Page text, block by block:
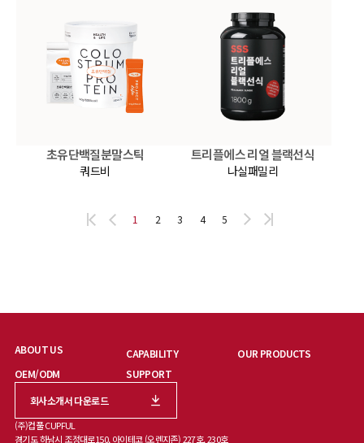
초유단백질분말스틱
쿼드비
트리플에스 리얼 블랙선식
나실패밀리
1 2 3 4 5
ABOUT US CAPABILITY
OUR PRODUCTS
OEM/ODM
SUPPORT
(주)컵풀 CUPFUL
경기도 하남시 조정대로150, 아이테코 (오렌지존) 227호, 230호
회사소개서 다운로드